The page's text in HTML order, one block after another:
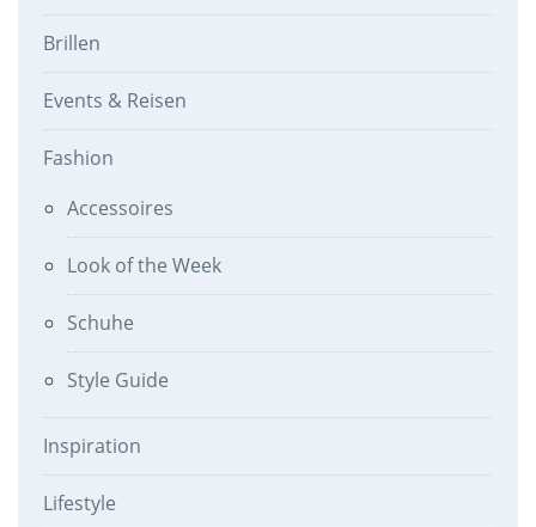
Brillen
Events & Reisen
Fashion
Accessoires
Look of the Week
Schuhe
Style Guide
Inspiration
Lifestyle